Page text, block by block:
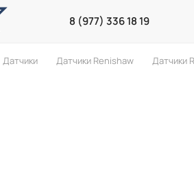
8 (977) 336 18 19
Датчики Датчики Renishaw Датчики